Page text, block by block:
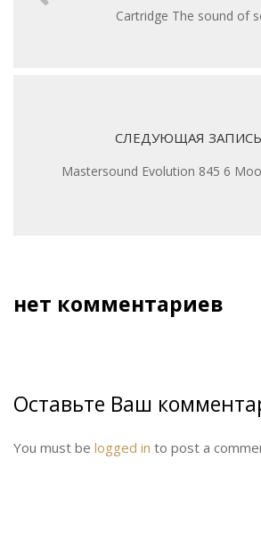
Cartridge The sound of
СЛЕДУЮЩАЯ ЗАПИСЬ
Mastersound Evolution 845 6
нет комментариев
Оставьте Ваш
You must be logged in to post a